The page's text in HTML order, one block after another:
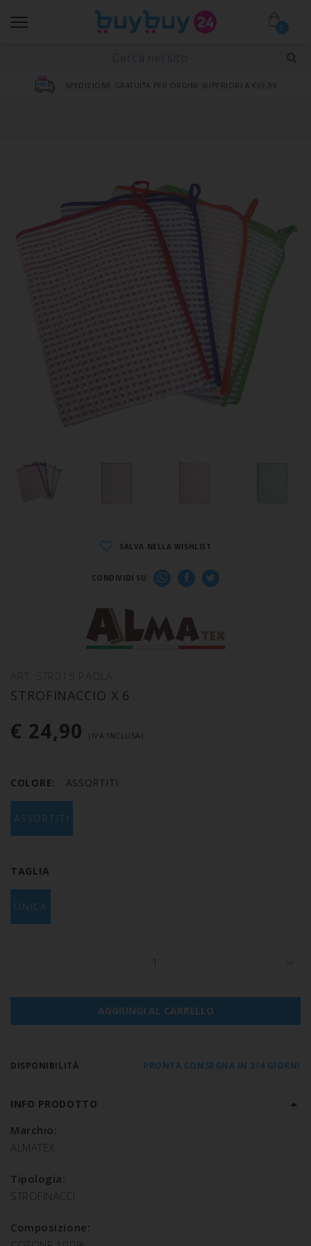
0
SPEDIZIONE GRATUITA PER ORDINI SUPERIORI A €69,99
SALVA NELLA WISHLIST
CONDIVIDI SU
STROFINACCIO X 6
€ 24,90 (IVA INCLUSA)
COLORE: ASSORTITI
ASSORTITI
TAGLIA
UNICA
1
AGGIUNGI AL CARRELLO
DISPONIBILITÀ PRONTA CONSEGNA IN 2/4 GIORNI
INFO PRODOTTO
Marchio:
ALMATEX
Tipologia:
STROFINACCI
Composizione: